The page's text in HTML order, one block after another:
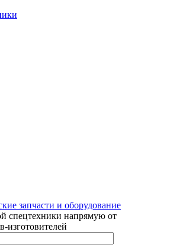
спецтехники напрямую от
изготовителей